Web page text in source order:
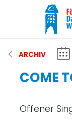
ARCHIV
COME
Offener